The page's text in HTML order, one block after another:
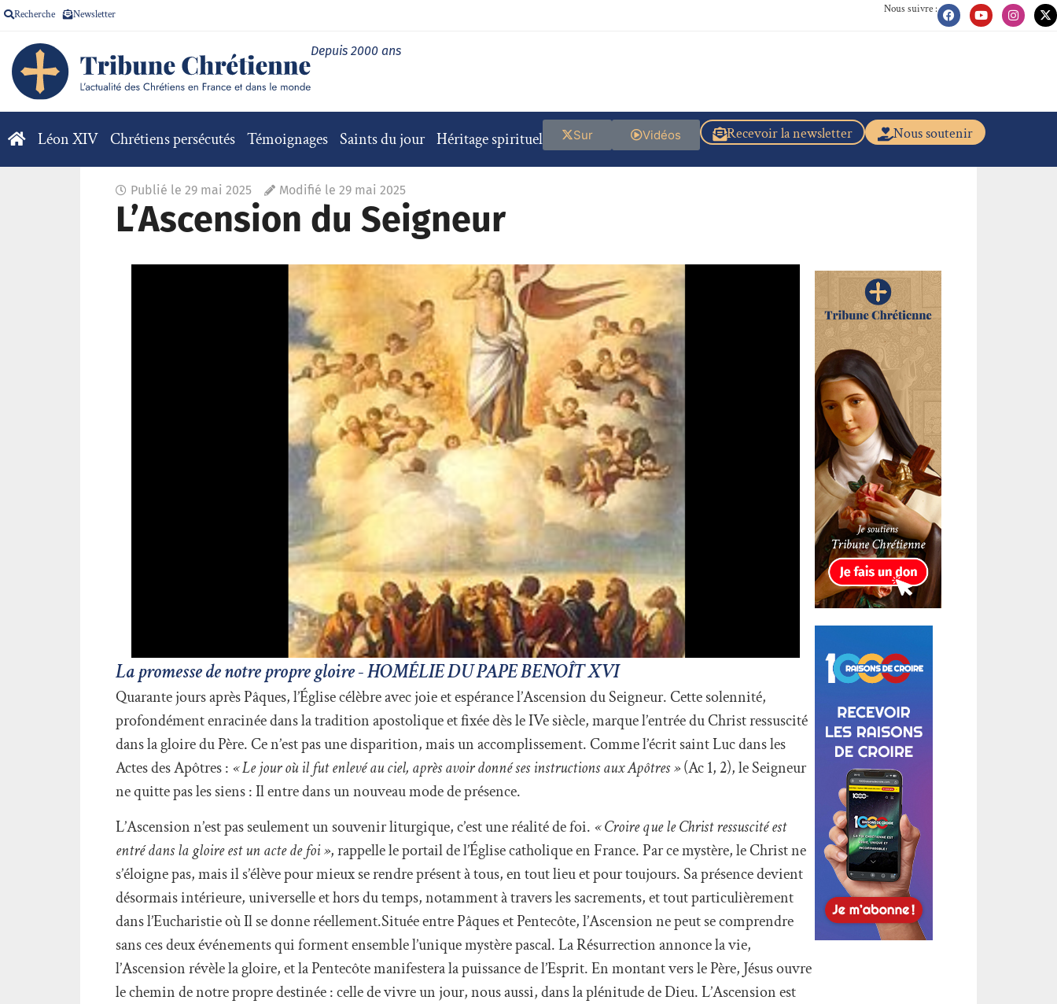
Recherche Newsletter Nous suivre :
Depuis 2000 ans
Léon XIV Chrétiens persécutés Témoignages Saints du jour Héritage spirituel Nous soutenir
Recevoir la newsletter
Vidéos
Sur
Publié le 29 mai 2025 Modifié le 29 mai 2025
L’Ascension du Seigneur
La promesse de notre propre gloire - HOMÉLIE DU PAPE BENOÎT XVI
Quarante jours après Pâques, l’Église célèbre avec joie et espérance l’Ascension du Seigneur. Cette solennité,
profondément enracinée dans la tradition apostolique et fixée dès le IVe siècle, marque l’entrée du Christ ressuscité
dans la gloire du Père. Ce n’est pas une disparition, mais un accomplissement. Comme l’écrit saint Luc dans les
Actes des Apôtres : « Le jour où il fut enlevé au ciel, après avoir donné ses instructions aux Apôtres »(Ac 1, 2), le Seigneur
ne quitte pas les siens : Il entre dans un nouveau mode de présence.
L’Ascension n’est pas seulement un souvenir liturgique, c’est une réalité de foi. « Croire que le Christ ressuscité est
entré dans la gloire est un acte de foi », rappelle le portail de l’Église catholique en France. Par ce mystère, le Christ ne
s’éloigne pas, mais il s’élève pour mieux se rendre présent à tous, en tout lieu et pour toujours. Sa présence devient
désormais intérieure, universelle et hors du temps, notamment à travers les sacrements, et tout particulièrement
dans l’Eucharistie où Il se donne réellement.Située entre Pâques et Pentecôte, l’Ascension ne peut se comprendre
sans ces deux événements qui forment ensemble l’unique mystère pascal. La Résurrection annonce la vie,
l’Ascension révèle la gloire, et la Pentecôte manifestera la puissance de l’Esprit. En montant vers le Père, Jésus ouvre
le chemin de notre propre destinée : celle de vivre un jour, nous aussi, dans la plénitude de Dieu. L’Ascension est